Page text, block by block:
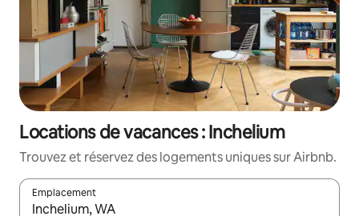
Locations de vacances : Inchelium
Trouvez et réservez des logements uniques sur Airbnb.
Emplacement
Quand les résultats sont affichés, parcourez-les en utilisant